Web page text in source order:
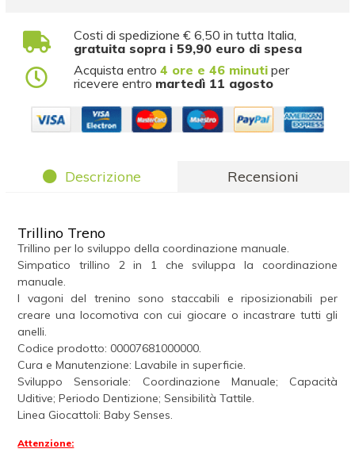
Costi di spedizione € 6,50 in tutta Italia,
gratuita sopra i 59,90 euro di spesa
Acquista entro4 ore e 46 minuti per
ricevere entro martedì 11 agosto
Descrizione Recensioni
Trillino Treno
Trillino per lo sviluppo della coordinazione manuale.
Simpatico trillino 2 in 1 che sviluppa la coordinazione
manuale.
I vagoni del trenino sono staccabili e riposizionabili per
creare una locomotiva con cui giocare o incastrare tutti gli
anelli.
Codice prodotto: 00007681000000.
Cura e Manutenzione: Lavabile in superficie.
Sviluppo Sensoriale: Coordinazione Manuale; Capacità
Uditive; Periodo Dentizione; Sensibilità Tattile.
Linea Giocattoli: Baby Senses.
Attenzione: